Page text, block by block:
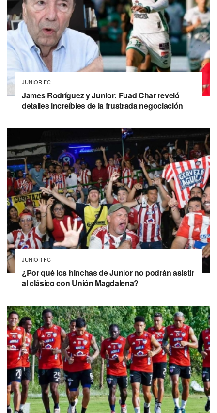
JUNIOR FC
James Rodríguez y Junior: Fuad Char reveló
detalles increíbles de la frustrada negociación
JUNIOR FC
¿Por qué los hinchas de Junior no podrán asistir
al clásico con Unión Magdalena?